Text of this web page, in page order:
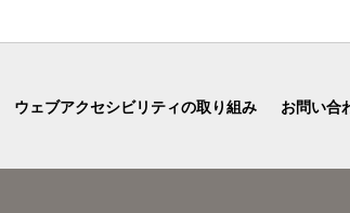
ウェブアクセシビリティの取り組み お問い合